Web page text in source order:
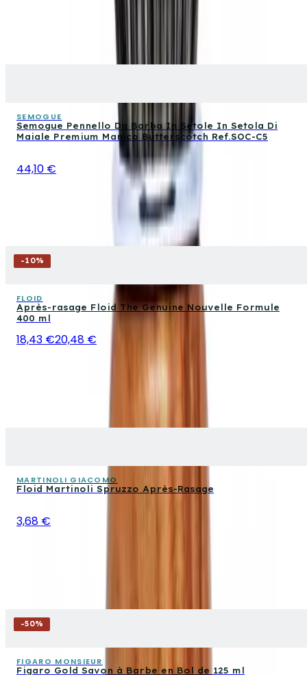
SEMOGUE
Semogue Pennello Da Barba In Setole In Setola Di
Maiale Premium Manico Butterscotch Ref.SOC-C5
44,10 €
-10%
FLOID
Après-rasage Floid The Genuine Nouvelle Formule
400 ml
18,43 €20,48 €
MARTINOLI GIACOMO
Floid Martinoli Spruzzo Après-Rasage
3,68 €
-50%
FIGARO MONSIEUR
Figaro Gold Savon à Barbe en Bol de 125 ml